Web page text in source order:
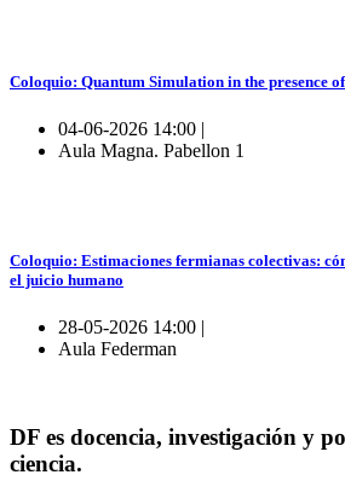
Coloquio: Quantum Simulation in the presence
04-06-2026 14:00 |
Aula Magna. Pabellon 1
Coloquio: Estimaciones fermianas colectivas:
el juicio humano
28-05-2026 14:00 |
Aula Federman
DF es docencia, investigación y
ciencia.